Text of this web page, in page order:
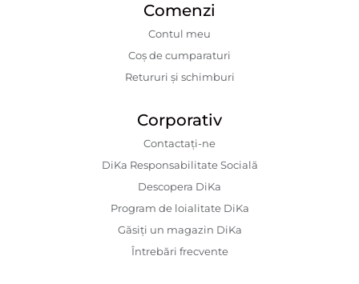
Comenzi
Contul meu
Coș de cumparaturi
Retururi și schimburi
Corporativ
Contactaţi-ne
DiKa Responsabilitate Socială
Descopera DiKa
Program de loialitate DiKa
Găsiți un magazin DiKa
Întrebări frecvente